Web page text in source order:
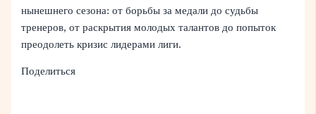
нынешнего сезона: от борьбы за медали до судьбы
тренеров, от раскрытия молодых талантов до попыток
преодолеть кризис лидерами лиги.
Поделиться